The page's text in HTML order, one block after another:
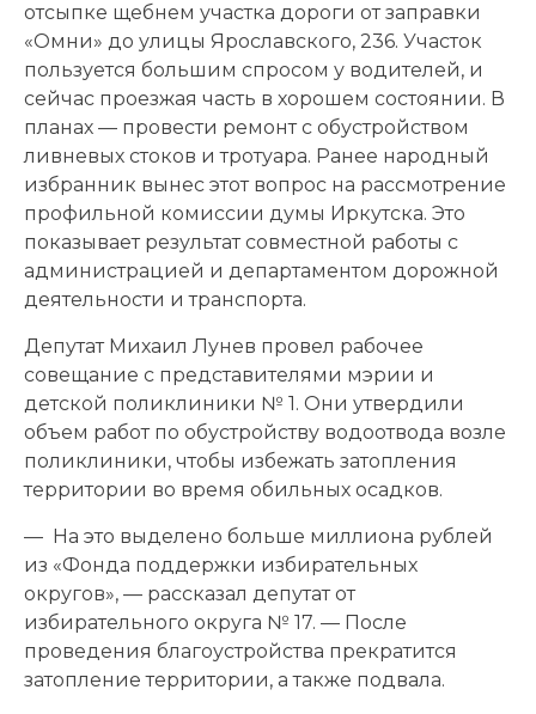
отсыпке щебнем участка дороги от заправки
«Омни» до улицы Ярославского, 236. Участок
пользуется большим спросом у водителей, и
сейчас проезжая часть в хорошем состоянии. В
планах — провести ремонт с обустройством
ливневых стоков и тротуара. Ранее народный
избранник вынес этот вопрос на рассмотрение
профильной комиссии думы Иркутска. Это
показывает результат совместной работы с
администрацией и департаментом дорожной
деятельности и транспорта.
Депутат Михаил Лунев провел рабочее
совещание с представителями мэрии и
детской поликлиники № 1. Они утвердили
объем работ по обустройству водоотвода возле
поликлиники, чтобы избежать затопления
территории во время обильных осадков.
— На это выделено больше миллиона рублей
из «Фонда поддержки избирательных
округов», — рассказал депутат от
избирательного округа № 17. — После
проведения благоустройства прекратится
затопление территории, а также подвала.